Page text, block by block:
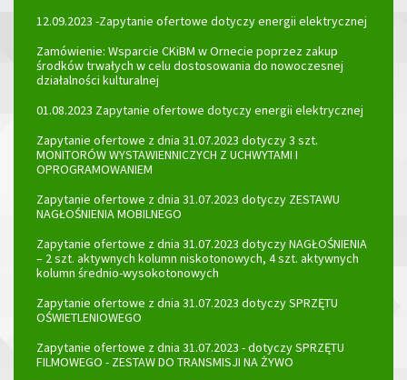
12.09.2023 -Zapytanie ofertowe dotyczy energii elektrycznej
Zamówienie: Wsparcie CKiBM w Ornecie poprzez zakup
środków trwałych w celu dostosowania do nowoczesnej
działalności kulturalnej
01.08.2023 Zapytanie ofertowe dotyczy energii elektrycznej
Zapytanie ofertowe z dnia 31.07.2023 dotyczy 3 szt.
MONITORÓW WYSTAWIENNICZYCH Z UCHWYTAMI I
OPROGRAMOWANIEM
Zapytanie ofertowe z dnia 31.07.2023 dotyczy ZESTAWU
NAGŁOŚNIENIA MOBILNEGO
Zapytanie ofertowe z dnia 31.07.2023 dotyczy NAGŁOŚNIENIA
– 2 szt. aktywnych kolumn niskotonowych, 4 szt. aktywnych
kolumn średnio-wysokotonowych
Zapytanie ofertowe z dnia 31.07.2023 dotyczy SPRZĘTU
OŚWIETLENIOWEGO
Zapytanie ofertowe z dnia 31.07.2023 - dotyczy SPRZĘTU
FILMOWEGO - ZESTAW DO TRANSMISJI NA ŻYWO